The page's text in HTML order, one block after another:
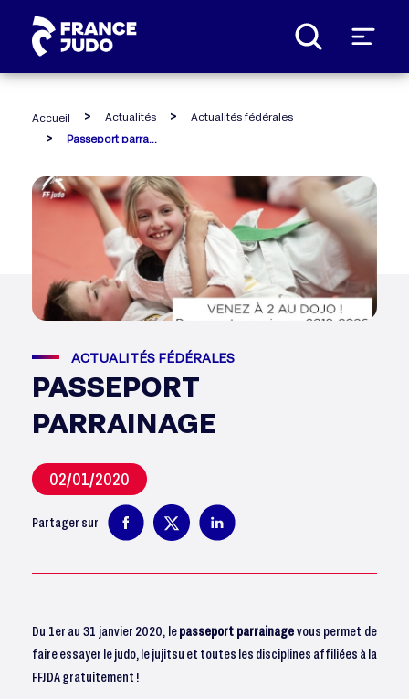
Accueil Actualités
Actualités fédérales
ACTUALITÉS FÉDÉRALES
PASSEPORT
PARRAINAGE
02/01/2020
Partager sur
Du 1er au 31 janvier 2020, lepasseport parrainagevous permet de
faire essayer le judo, le jujitsu et toutes les disciplines affiliées à la
FFJDA gratuitement !